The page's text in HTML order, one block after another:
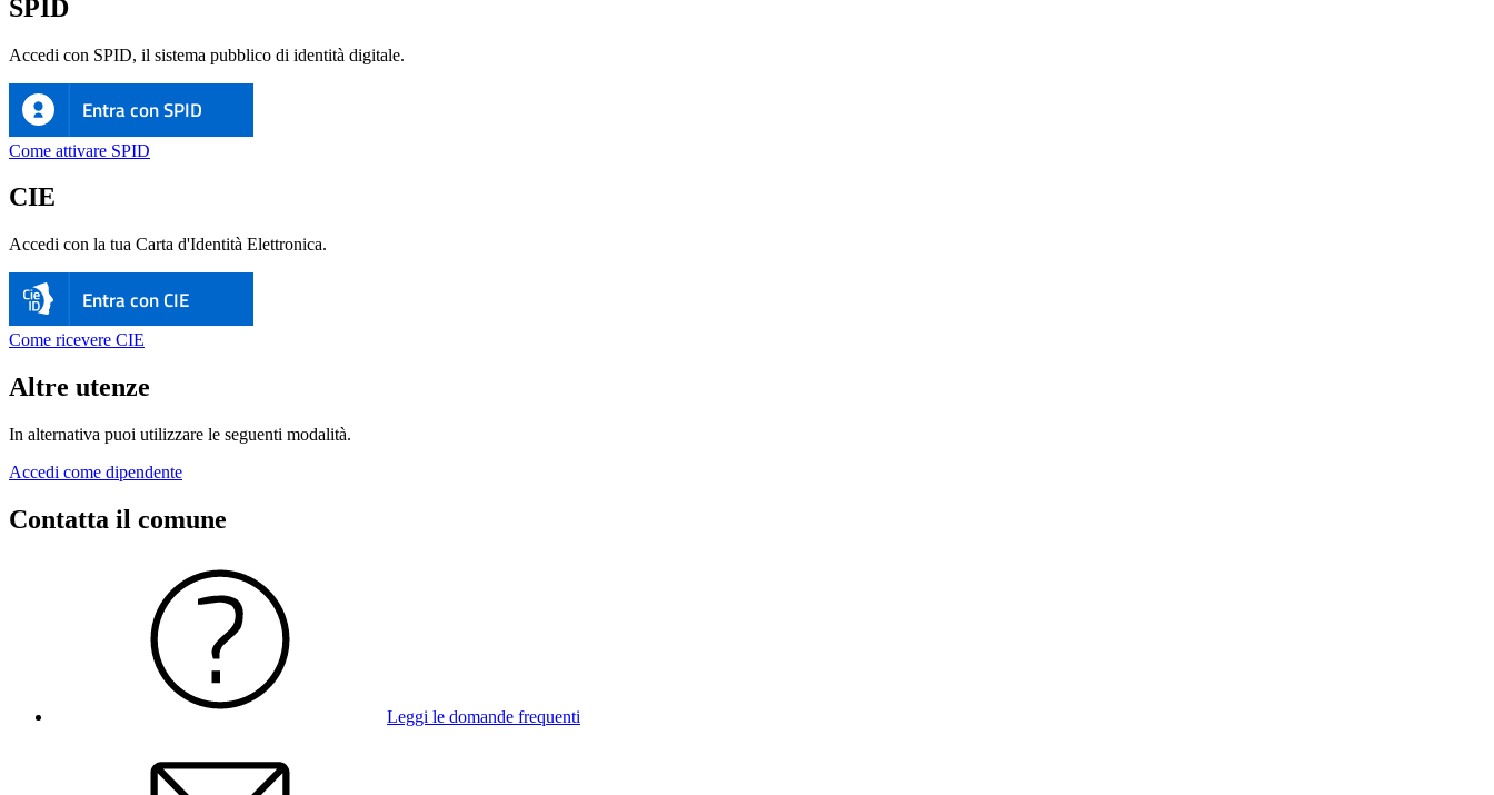
SPID
Accedi con SPID, il sistema pubblico di identità digitale.
Entra con SPID
Come attivare SPID
CIE
Accedi con la tua Carta d'Identità Elettronica.
Entra con CIE
Come ricevere CIE
Altre utenze
In alternativa puoi utilizzare le seguenti modalità.
Accedi come dipendente
Contatta il comune
Leggi le domande frequenti